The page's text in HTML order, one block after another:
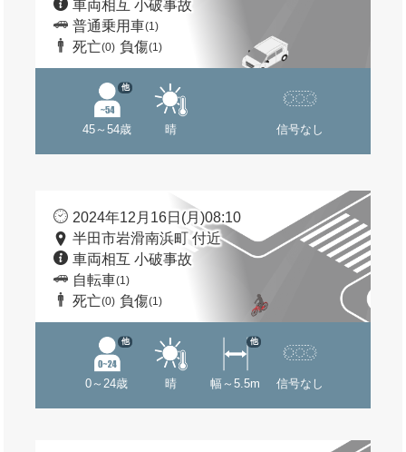
車両相互 小破事故
普通乗用車(1)
死亡(0) 負傷(1)
45～54歳
他
晴 信号なし
2024年12月16日(月)08:10
半田市岩滑南浜町 付近
車両相互 小破事故
自転車(1)
死亡(0) 負傷(1)
0～24歳
他
晴 幅～5.5m
他
信号なし